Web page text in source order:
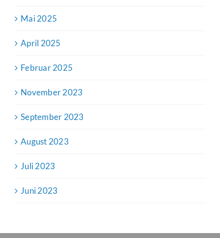
Mai 2025
April 2025
Februar 2025
November 2023
September 2023
August 2023
Juli 2023
Juni 2023